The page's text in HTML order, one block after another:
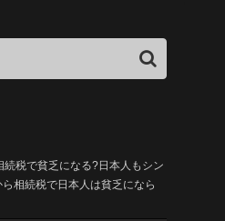
税で貧乏になる?日本人もシン
相続税で日本人は貧乏になら